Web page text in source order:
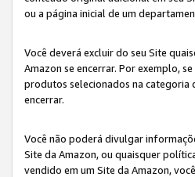
ou a página inicial de um
Você deverá excluir do seu Site
Amazon se encerrar. Por exemplo,
produtos selecionados na categoria
encerrar.
Você não poderá divulgar
Site da Amazon, ou quaisquer
vendido em um Site da Amazon,